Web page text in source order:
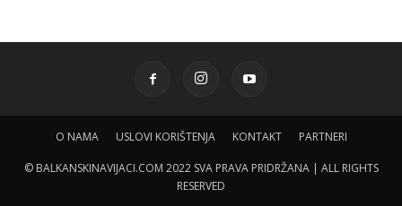
O NAMA USLOVI KORIŠTENJA KONTAKT PARTNERI
© BALKANSKINAVIJACI.COM 2022 SVA PRAVA PRIDRŽANA | ALL RIGHTS
RESERVED